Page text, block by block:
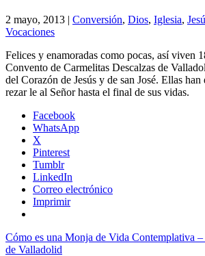
2 mayo, 2013 | Conversión, Dios, Iglesia,
Vocaciones
Felices y enamoradas como pocas, así viven
Convento de Carmelitas Descalzas de
del Corazón de Jesús y de san José. Ellas
rezar le al Señor hasta el final de sus vidas.
Facebook
WhatsApp
X
Pinterest
Tumblr
LinkedIn
Correo electrónico
Imprimir
Cómo es una Monja de Vida Contemplativa –
de Valladolid